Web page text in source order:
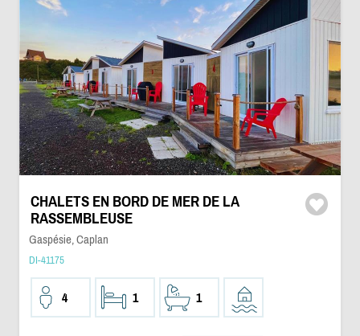
CHALETS EN BORD DE MER DE LA
RASSEMBLEUSE
Gaspésie, Caplan
DI-41175
4 1 1